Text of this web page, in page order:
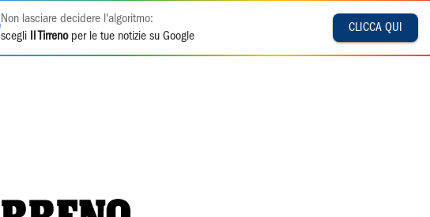
Non lasciare decidere l'algoritmo:
scegli
Il Tirrenoper le tue notizie su Google
CLICCA QUI